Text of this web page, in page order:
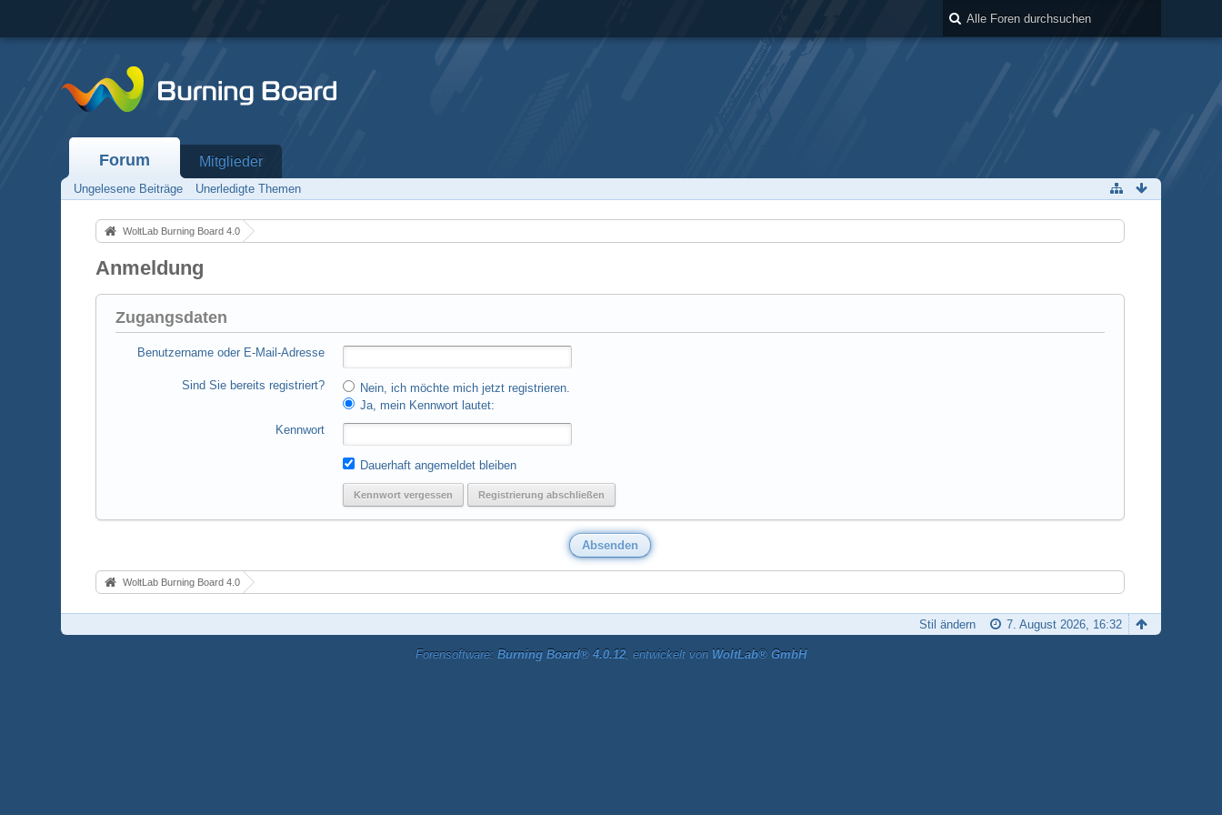
Forum Mitglieder
Ungelesene Beiträge Unerledigte Themen
WoltLab Burning Board 4.0
Anmeldung
Zugangsdaten
Benutzername oder E-Mail-Adresse
Sind Sie bereits registriert?
Nein, ich möchte mich jetzt registrieren.
Ja, mein Kennwort lautet:
Kennwort
Dauerhaft angemeldet bleiben
Kennwort vergessen Registrierung abschließen
WoltLab Burning Board 4.0
7. August 2026, 16:32
Stil ändern
Forensoftware: Burning Board® 4.0.12, entwickelt von WoltLab® GmbH